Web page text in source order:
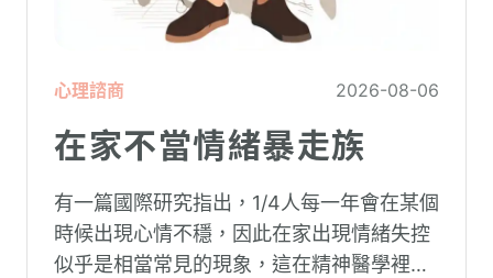
心理諮商 2026-08-06
在家不當情緒暴走族
有一篇國際研究指出，1/4人每一年會在某個
時候出現心情不穩，因此在家出現情緒失控
似乎是相當常見的現象，這在精神醫學裡不